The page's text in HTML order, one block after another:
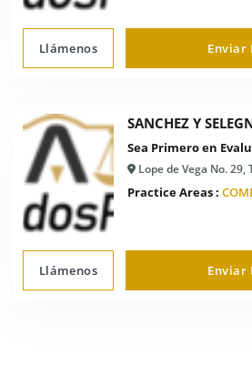
Llámenos Enviar
SANCHEZ Y
Sea Primero en
Lope de Vega No. 29, Torre Novo-Centro, Local
Practice Areas :
Llámenos Enviar